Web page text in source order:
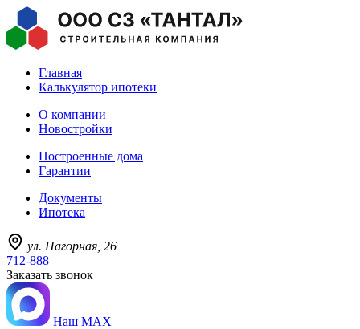
Главная
Калькулятор ипотеки
О компании
Новостройки
Построенные дома
Гарантии
Документы
Ипотека
ул. Нагорная, 26
712-888
Заказать звонок
Наш MAX